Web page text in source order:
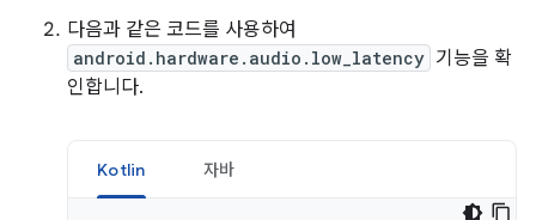
다음과 같은 코드를 사용하여
android.hardware.audio.low_latency 기능을 확
인합니다.
Kotlin 자바